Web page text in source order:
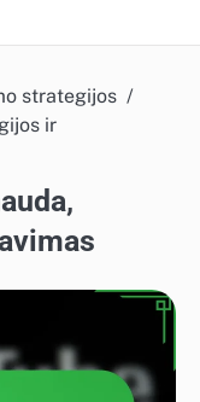
strategijos
ir